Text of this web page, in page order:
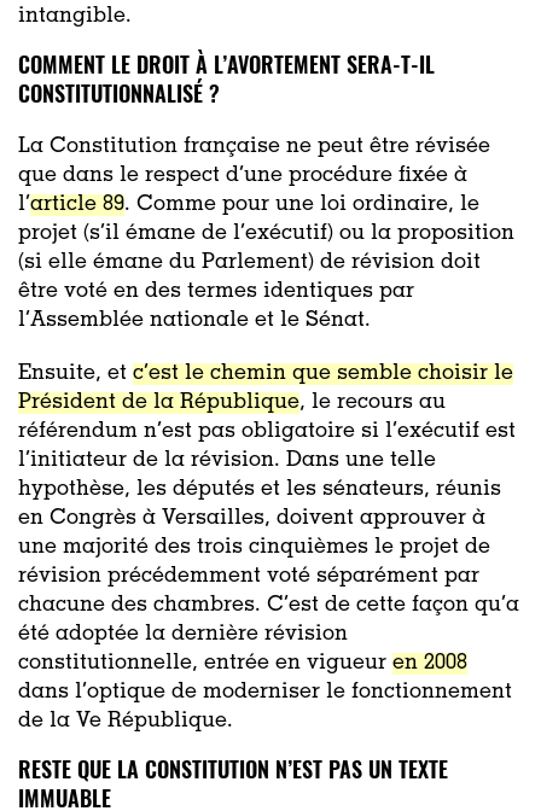
intangible.
COMMENT LE DROIT À L’AVORTEMENT SERA-T-IL
CONSTITUTIONNALISÉ ?
La Constitution française ne peut être révisée
que dans le respect d’une procédure fixée à
l’article 89. Comme pour une loi ordinaire, le
projet (s’il émane de l’exécutif) ou la proposition
(si elle émane du Parlement) de révision doit
être voté en des termes identiques par
l’Assemblée nationale et le Sénat.
Ensuite, et c’est le chemin que semble choisir le
Président de la République, le recours au
référendum n’est pas obligatoire si l’exécutif est
l’initiateur de la révision. Dans une telle
hypothèse, les députés et les sénateurs, réunis
en Congrès à Versailles, doivent approuver à
une majorité des trois cinquièmes le projet de
révision précédemment voté séparément par
chacune des chambres. C’est de cette façon qu’a
été adoptée la dernière révision
constitutionnelle, entrée en vigueur en 2008
dans l’optique de moderniser le fonctionnement
de la Ve République.
RESTE QUE LA CONSTITUTION N’EST PAS UN TEXTE
IMMUABLE